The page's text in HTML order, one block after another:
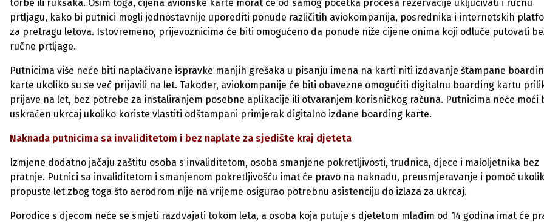
torbe ili ruksaka. Osim toga, cijena avionske karte morat će od samog početka procesa rezervacije uključivati i ručnu
prtljagu, kako bi putnici mogli jednostavnije uporediti ponude različitih aviokompanija, posrednika i internetskih
za pretragu letova. Istovremeno, prijevoznicima će biti omogućeno da ponude niže cijene onima koji odluče putovati
ručne prtljage.
Putnicima više neće biti naplaćivane ispravke manjih grešaka u pisanju imena na karti niti izdavanje štampane
karte ukoliko su se već prijavili na let. Također, aviokompanije će biti obavezne omogućiti digitalnu boarding kartu
prijave na let, bez potrebe za instaliranjem posebne aplikacije ili otvaranjem korisničkog računa. Putnicima neće moći
uskraćen ukrcaj ukoliko koriste vlastiti odštampani primjerak digitalno izdane boarding karte.
Naknada putnicima sa invaliditetom i bez naplate za sjedište kraj djeteta
Izmjene dodatno jačaju zaštitu osoba s invaliditetom, osoba smanjene pokretljivosti, trudnica, djece i maloljetnika bez
pratnje. Putnici sa invaliditetom i smanjenom pokretljivošću imat će pravo na naknadu, preusmjeravanje i pomoć
propuste let zbog toga što aerodrom nije na vrijeme osigurao potrebnu asistenciju do izlaza za ukrcaj.
Porodice s djecom neće se smjeti razdvajati tokom leta, a osoba koja putuje s djetetom mlađim od 14 godina imat će